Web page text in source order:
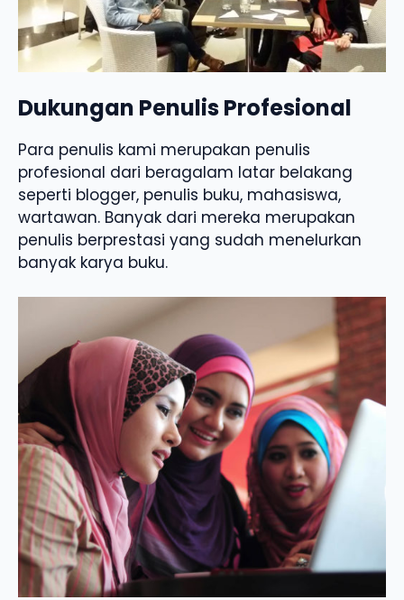
Dukungan Penulis Profesional
Para penulis kami merupakan penulis
profesional dari beragalam latar belakang
seperti blogger, penulis buku, mahasiswa,
wartawan. Banyak dari mereka merupakan
penulis berprestasi yang sudah menelurkan
banyak karya buku.